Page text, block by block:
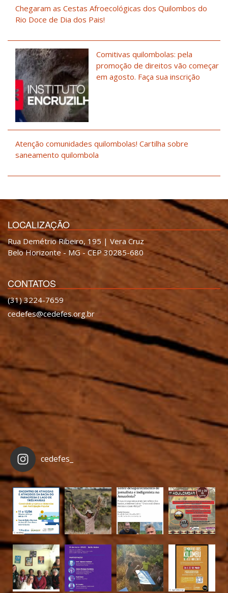
Chegaram as Cestas Afroecológicas dos Quilombos do
Rio Doce de Dia dos Pais!
Comitivas quilombolas: pela
promoção de direitos vão começar
em agosto. Faça sua inscrição
Atenção comunidades quilombolas! Cartilha sobre
saneamento quilombola
LOCALIZAÇÃO
Rua Demétrio Ribeiro, 195 | Vera Cruz
Belo Horizonte - MG - CEP 30285-680
CONTATOS
(31) 3224-7659
cedefes@cedefes.org.br
cedefes_